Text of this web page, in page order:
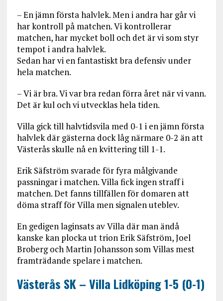
– En jämn första halvlek. Men i andra har går vi
har kontroll på matchen. Vi kontrollerar
matchen, har mycket boll och det är vi som styr
tempot i andra halvlek.
Sedan har vi en fantastiskt bra defensiv under
hela matchen.
– Vi är bra. Vi var bra redan förra året när vi vann.
Det är kul och vi utvecklas hela tiden.
Villa gick till halvtidsvila med 0-1 i en jämn första
halvlek där gästerna dock låg närmare 0-2 än att
Västerås skulle nå en kvittering till 1-1.
Erik Säfström svarade för fyra målgivande
passningar i matchen. Villa fick ingen straff i
matchen. Det fanns tillfällen för domaren att
döma straff för Villa men signalen uteblev.
En gedigen laginsats av Villa där man ändå
kanske kan plocka ut trion Erik Säfström, Joel
Broberg och Martin Johansson som Villas mest
framträdande spelare i matchen.
Västerås SK – Villa Lidköping 1-5 (0-1)